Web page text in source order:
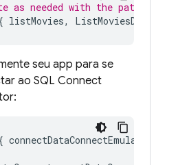
as needed with the path to
listMovies, ListMoviesData
seu app para se
ao SQL Connect
connectDataConnectEmulator